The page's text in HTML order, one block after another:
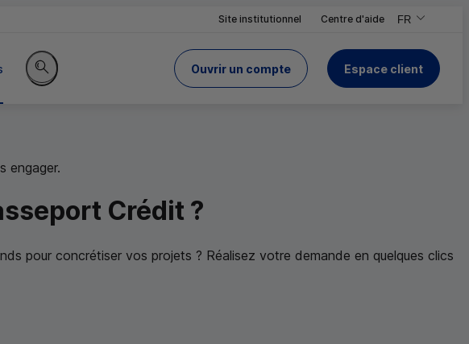
Site institutionnel Centre d'aide FR
,Version
,Changer de
Rechercher sur le site
Ouvrir un compte
du Crédit Mutuel Espace client
engager.
Crédit ?
pour concrétiser vos projets ? Réalisez votre demande en quelques clics